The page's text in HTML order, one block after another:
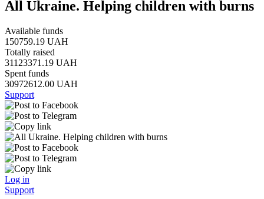
All Ukraine. Helping children with burns
Available funds
150759.19 UAH
Totally raised
31123371.19 UAH
Spent funds
30972612.00 UAH
Support
Log in
Support